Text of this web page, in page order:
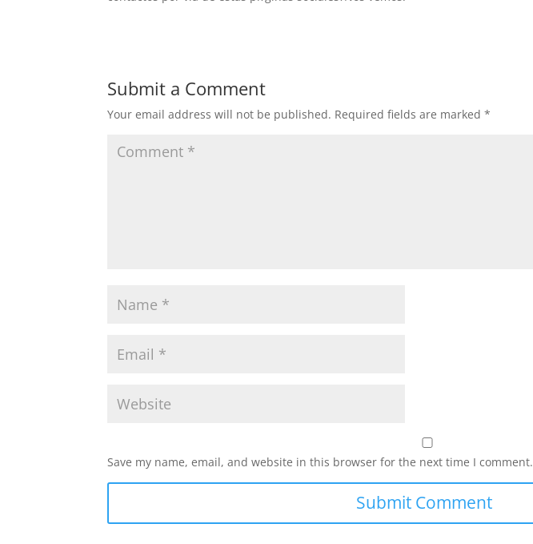
Submit a Comment
Your email address will not be published. Required fields are marked*
Save my name, email, and website in this browser for the next time I comment.